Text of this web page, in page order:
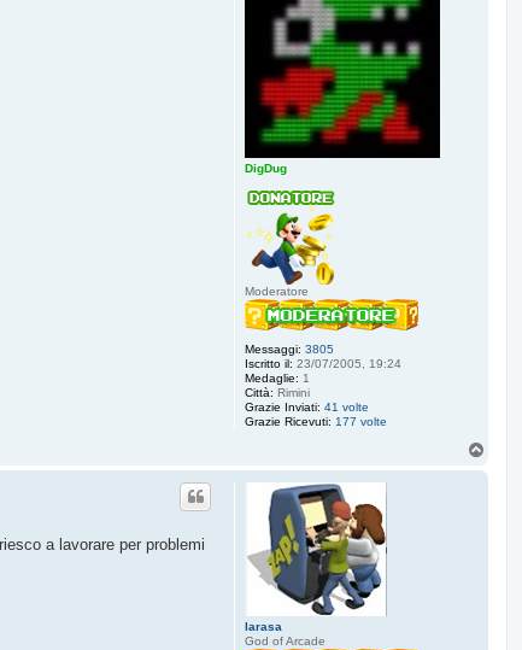
DigDug
Moderatore
Messaggi: 3805
Iscritto il: 23/07/2005, 19:24
Medaglie: 1
Città: Rimini
Grazie Inviati: 41 volte
Grazie Ricevuti: 177 volte
larasa
God of Arcade
a lavorare per problemi